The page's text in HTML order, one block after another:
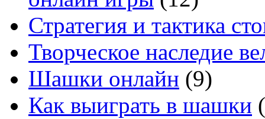
Стратегия и тактика
Творческое наследие
Шашки онлайн (9)
Как выиграть в шашки